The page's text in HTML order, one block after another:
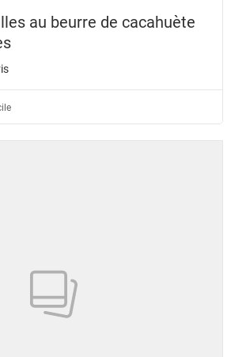
au beurre de cacahuète
of 5.